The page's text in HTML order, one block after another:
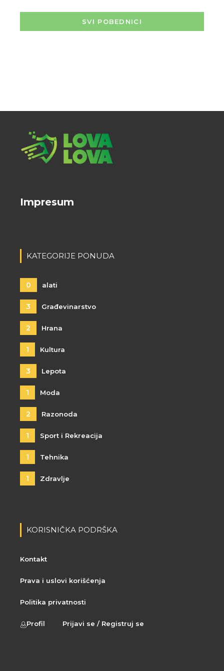
SVI POBEDNICI
Impresum
KATEGORIJE PONUDA
0 alati
3 Građevinarstvo
2 Hrana
1 Kultura
3 Lepota
1 Moda
2 Razonoda
1 Sport i Rekreacija
1 Tehnika
1 Zdravlje
KORISNIČKA PODRŠKA
Kontakt
Prava i uslovi korišćenja
Politika privatnosti
Profil Prijavi se / Registruj se